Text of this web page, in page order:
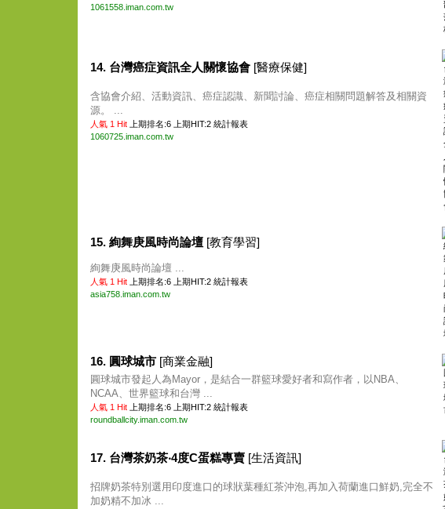
1061558.iman.com.tw
14. 台灣癌症資訊全人關懷協會 [醫療保健]
含協會介紹、活動資訊、癌症認識、新聞討論、癌症相關問題解答及相關資
源。 ...
人氣 1 Hit 上期排名:6 上期HIT:2 統計報表
1060725.iman.com.tw
15. 絢舞庚風時尚論壇 [教育學習]
絢舞庚風時尚論壇 ...
人氣 1 Hit 上期排名:6 上期HIT:2 統計報表
asia758.iman.com.tw
16. 圓球城市 [商業金融]
圓球城市發起人為Mayor，是結合一群籃球愛好者和寫作者，以NBA、
NCAA、世界籃球和台灣 ...
人氣 1 Hit 上期排名:6 上期HIT:2 統計報表
roundballcity.iman.com.tw
17. 台灣茶奶茶‧4度C蛋糕專賣 [生活資訊]
招牌奶茶特別選用印度進口的球狀葉種紅茶沖泡,再加入荷蘭進口鮮奶,完全不
加奶精不加冰 ...